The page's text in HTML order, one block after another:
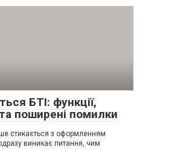
БТІ: функції,
поширені помилки
стикається з оформленням
виникає питання, чим